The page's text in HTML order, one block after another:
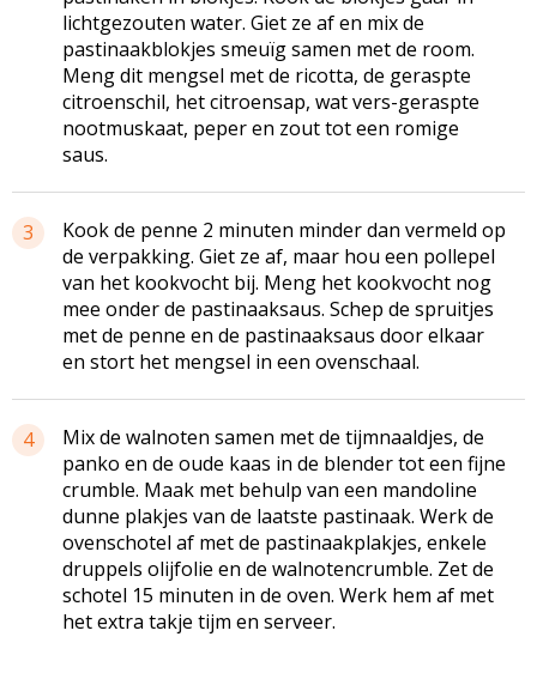
lichtgezouten water. Giet ze af en mix de
pastinaakblokjes smeuïg samen met de room.
Meng dit mengsel met de ricotta, de geraspte
citroenschil, het citroensap, wat vers-geraspte
nootmuskaat, peper en zout tot een romige
saus.
3
Kook de penne 2 minuten minder dan vermeld op
de verpakking. Giet ze af, maar hou een pollepel
van het kookvocht bij. Meng het kookvocht nog
mee onder de pastinaaksaus. Schep de spruitjes
met de penne en de pastinaaksaus door elkaar
en stort het mengsel in een ovenschaal.
4
Mix de walnoten samen met de tijmnaaldjes, de
panko en de oude kaas in de blender tot een fijne
crumble. Maak met behulp van een mandoline
dunne plakjes van de laatste pastinaak. Werk de
ovenschotel af met de pastinaakplakjes, enkele
druppels olijfolie en de walnotencrumble. Zet de
schotel 15 minuten in de oven. Werk hem af met
het extra takje tijm en serveer.